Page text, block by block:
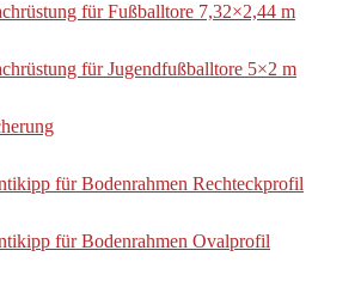
für Fußballtore 7,32×2,44 m
für Jugendfußballtore 5×2 m
für Bodenrahmen Rechteckprofil
für Bodenrahmen Ovalprofil